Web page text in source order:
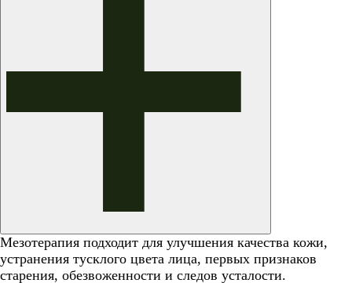
Мезотерапия подходит для улучшения качества кожи,
устранения тусклого цвета лица, первых признаков
старения, обезвоженности и следов усталости.